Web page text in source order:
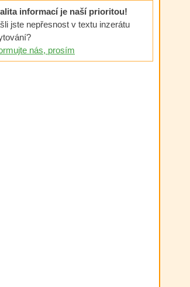
informací je naší prioritou!
jste nepřesnost v textu inzerátu
nás, prosím